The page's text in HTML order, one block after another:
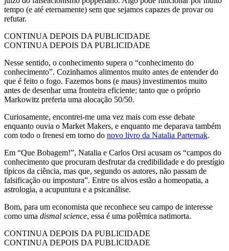
tempo (e até eternamente) sem que sejamos capazes de provar ou
refutar.
CONTINUA DEPOIS DA PUBLICIDADE
CONTINUA DEPOIS DA PUBLICIDADE
Nesse sentido, o conhecimento supera o “conhecimento do
conhecimento”. Cozinhamos alimentos muito antes de entender do
que é feito o fogo. Fazemos bons (e maus) investimentos muito
antes de desenhar uma fronteira eficiente; tanto que o próprio
Markowitz preferia uma alocação 50/50.
Curiosamente, encontrei-me uma vez mais com esse debate
enquanto ouvia o Market Makers, e enquanto me deparava também
com todo o frenesi em torno do novo livro da Natalia Parternak.
Em “Que Bobagem!”, Natalia e Carlos Orsi acusam os “campos do
conhecimento que procuram desfrutar da credibilidade e do prestígio
típicos da ciência, mas que, segundo os autores, não passam de
falsificação ou impostura”. Entre os alvos estão a homeopatia, a
astrologia, a acupuntura e a psicanálise.
Bom, para um economista que reconhece seu campo de interesse
como uma dismal science, essa é uma polêmica natimorta.
CONTINUA DEPOIS DA PUBLICIDADE
CONTINUA DEPOIS DA PUBLICIDADE